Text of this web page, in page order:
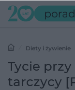
Diety i żywienie
niedoczynności
Tycie
tarczycy